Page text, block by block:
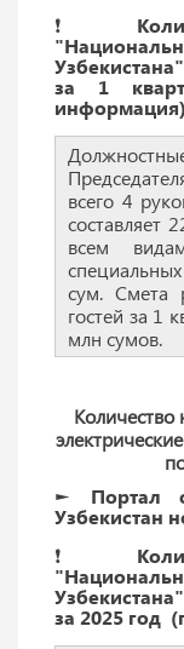
❗️
за 1
информация)
всего 4
составляет
всем
сум. Смета
гостей за 1
млн сумов.
► Портал
Узбекистан
❗️
за 2025 год